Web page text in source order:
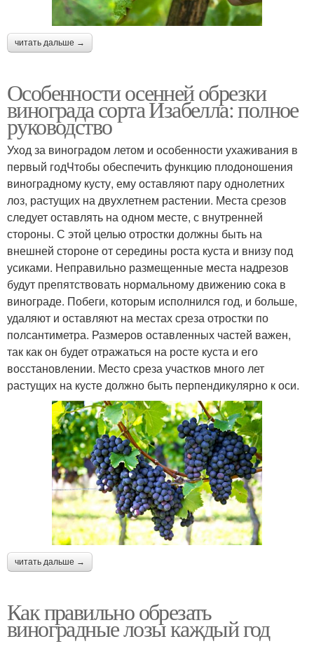
читать дальше →
Особенности осенней обрезки
винограда сорта Изабелла: полное
руководство
Уход за виноградом летом и особенности ухаживания в
первый годЧтобы обеспечить функцию плодоношения
виноградному кусту, ему оставляют пару однолетних
лоз, растущих на двухлетнем растении. Места срезов
следует оставлять на одном месте, с внутренней
стороны. С этой целью отростки должны быть на
внешней стороне от середины роста куста и внизу под
усиками. Неправильно размещенные места надрезов
будут препятствовать нормальному движению сока в
винограде. Побеги, которым исполнился год, и больше,
удаляют и оставляют на местах среза отростки по
полсантиметра. Размеров оставленных частей важен,
так как он будет отражаться на росте куста и его
восстановлении. Место среза участков много лет
растущих на кусте должно быть перпендикулярно к оси.
читать дальше →
Как правильно обрезать
виноградные лозы каждый год